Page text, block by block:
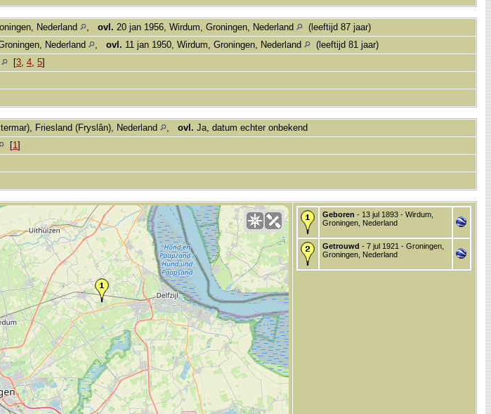
Nederland ovl. 20 jan 1956, Wirdum, Groningen, Nederland
(leeftijd 87 jaar)
Nederland ovl. 11 jan 1950, Wirdum, Groningen, Nederland
(leeftijd 81 jaar)
[3 4 5]
Friesland (Fryslân), Nederland ovl. Ja, datum echter onbekend
[1]
Geboren - 13 jul 1893 - Wirdum,
Groningen, Nederland
Getrouwd - 7 jul 1921 - Groningen,
Groningen, Nederland